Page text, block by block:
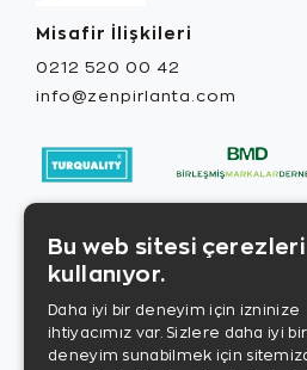
Misafir İlişkileri
0212 520 00 42
info@zenpirlanta.com
Bu web sitesi çerezleri
kullanıyor.
Daha iyi bir deneyim için izninize
ihtiyacımız var. Sizlere daha iyi bir
deneyim sunabilmek için